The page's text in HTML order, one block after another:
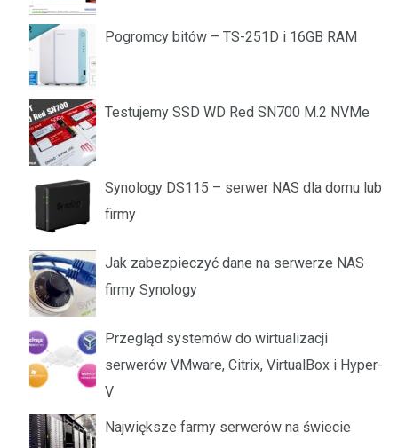
Pogromcy bitów – TS-251D i 16GB RAM
Testujemy SSD WD Red SN700 M.2 NVMe
Synology DS115 – serwer NAS dla domu lub
firmy
Jak zabezpieczyć dane na serwerze NAS
firmy Synology
Przegląd systemów do wirtualizacji
serwerów VMware, Citrix, VirtualBox i Hyper-
V
Największe farmy serwerów na świecie